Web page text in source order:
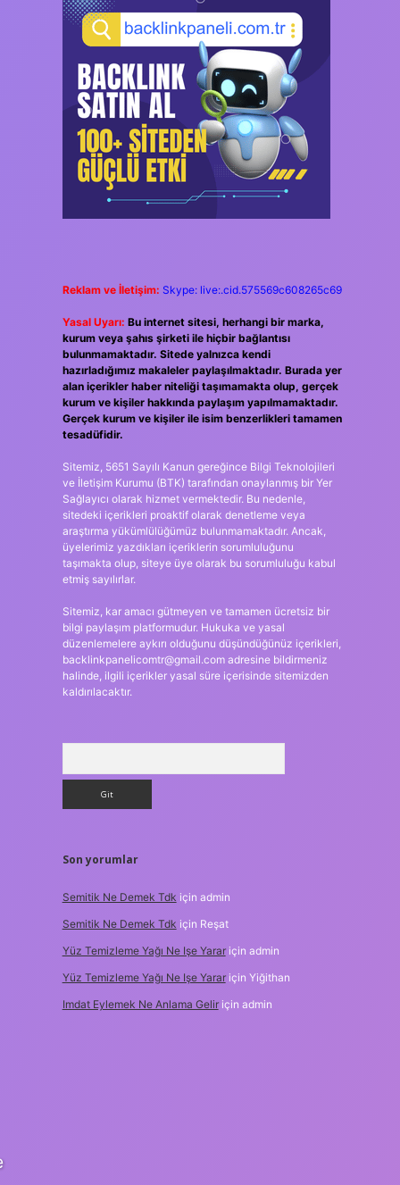
Reklam ve İletişim: Skype: live:.cid.575569c608265c69
Yasal Uyarı: Bu internet sitesi, herhangi bir marka,
kurum veya şahıs şirketi ile hiçbir bağlantısı
bulunmamaktadır. Sitede yalnızca kendi
hazırladığımız makaleler paylaşılmaktadır. Burada yer
alan içerikler haber niteliği taşımamakta olup, gerçek
kurum ve kişiler hakkında paylaşım yapılmamaktadır.
Gerçek kurum ve kişiler ile isim benzerlikleri tamamen
tesadüfidir.
Sitemiz, 5651 Sayılı Kanun gereğince Bilgi Teknolojileri
ve İletişim Kurumu (BTK) tarafından onaylanmış bir Yer
Sağlayıcı olarak hizmet vermektedir. Bu nedenle,
sitedeki içerikleri proaktif olarak denetleme veya
araştırma yükümlülüğümüz bulunmamaktadır. Ancak,
üyelerimiz yazdıkları içeriklerin sorumluluğunu
taşımakta olup, siteye üye olarak bu sorumluluğu kabul
etmiş sayılırlar.
Sitemiz, kar amacı gütmeyen ve tamamen ücretsiz bir
bilgi paylaşım platformudur. Hukuka ve yasal
düzenlemelere aykırı olduğunu düşündüğünüz içerikleri,
backlinkpanelicomtr@gmail.comadresine bildirmeniz
halinde, ilgili içerikler yasal süre içerisinde sitemizden
kaldırılacaktır.
Son yorumlar
Semitik Ne Demek Tdk için admin
Semitik Ne Demek Tdk için Reşat
Yüz Temizleme Yağı Ne Işe Yarariçin admin
Yüz Temizleme Yağı Ne Işe Yarariçin Yiğithan
Imdat Eylemek Ne Anlama Geliriçin admin